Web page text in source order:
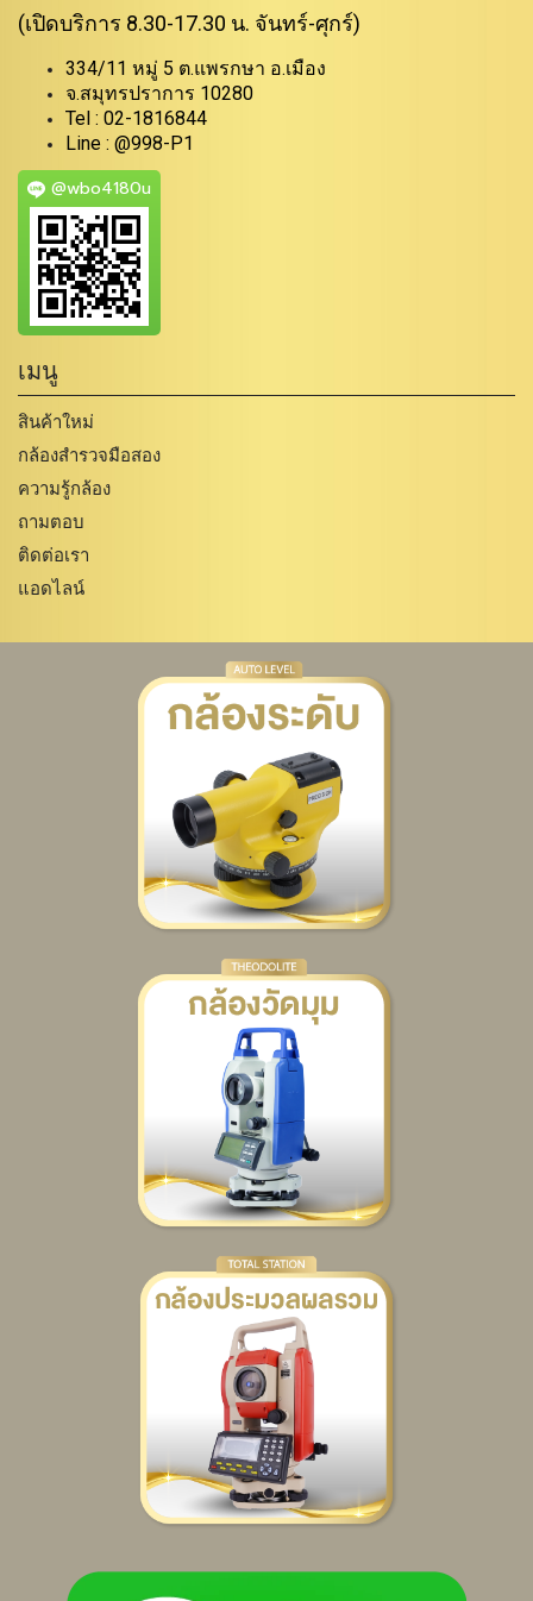
(เปิดบริการ 8.30-17.30 น. จันทร์-ศุกร์)
334/11 หมู่ 5 ต.แพรกษา อ.เมือง
จ.สมุทรปราการ 10280
Tel : 02-1816844
Line : @998-P1
@wbo4180u
เมนู
สินค้าใหม่
กล้องสำรวจมือสอง
ความรู้กล้อง
ถามตอบ
ติดต่อเรา
แอดไลน์